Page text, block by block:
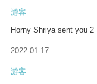
游客
Horny Shriya sent you 2
2022-01-17
游客